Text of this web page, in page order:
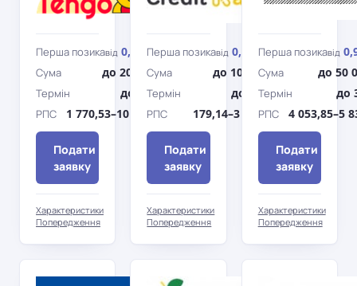
Перша позикавід 0,01%/день
Сума до 20 000 грн
Термін до 360 дн.
РПС 1 770,53–10 037,98%
Подати
заявку
Характеристики
Попередження
Перша позикавід 0,01%/день
Сума до 10 000 грн
Термін до 365 дн.
РПС 179,14–3 116,24%
Подати
заявку
Характеристики
Попередження
Перша позикавід
Сума до 50
Термін до
РПС 4 053,85–5
Подати
заявку
Характеристики
Попередження